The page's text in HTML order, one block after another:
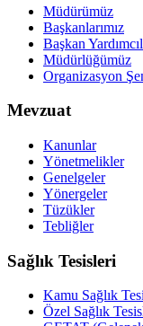
Müdürümüz
Başkanlarımız
Başkan
Müdürlüğümüz
Organizasyon
Mevzuat
Kanunlar
Yönetmelikler
Genelgeler
Yönergeler
Tüzükler
Tebliğler
Sağlık Tesisleri
Kamu Sağlık
Özel Sağlık